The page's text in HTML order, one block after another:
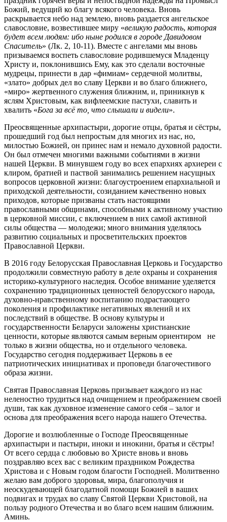
Божий, ведущий ко благу всякого человека. Вновь
раскрывается небо над землею, вновь раздается ангельское
славословие, возвестившее миру «великую радость, которая
будет всем людям: ибо ныне родился в городе Давидовом
Спаситель» (Лк. 2, 10-11). Вместе с ангелами мы вновь
призываемся воспеть славословие родившемуся Младенцу
Христу и, поклонившись Ему, как это сделали восточные
мудрецы, принести в дар «фимиам» сердечной молитвы,
«злато» добрых дел во славу Церкви и во благо ближнего,
«миро» жертвенного служения ближним, и, приникнув к
яслям Христовым, как вифлеемские пастухи, славить и
хвалить «Бога за всё то, что слышали и видели».
Преосвященные архипастыри, дорогие отцы, братья и сёстры,
прошедший год был непростым для многих из нас, но,
милостью Божией, он принес нам и немало духовной радости.
Он был отмечен многими важными событиями в жизни
нашей Церкви. В минувшем году во всех епархиях архиереи с
клиром, братией и паствой занимались решением насущных
вопросов церковной жизни: благоустроением епархиальной и
приходской деятельности, созиданием качественно новых
приходов, которые призваны стать настоящими
православными общинами, способными к активному участию
в церковной миссии, с включением в них самой активной
силы общества — молодежи; много внимания уделялось
развитию социальных и просветительских проектов
Православной Церкви.
В 2016 году Белорусская Православная Церковь и Государство
продолжили совместную работу в деле охраны и сохранения
историко-культурного наследия. Особое внимание уделяется
сохранению традиционных ценностей белорусского народа,
духовно-нравственному воспитанию подрастающего
поколения и профилактике негативных явлений и их
последствий в обществе. В основу культуры и
государственности Беларуси заложены христианские
ценности, которые являются самым верным ориентиром не
только в жизни общества, но и отдельного человека.
Государство сегодня поддерживает Церковь в ее
патриотических инициативах и проповеди благочестивого
образа жизни.
Святая Православная Церковь призывает каждого из нас
неленостно трудиться над очищением и преображением своей
души, так как духовное изменение самого себя – залог и
основа для преображения всего народа нашего Отечества.
Дорогие и возлюбленные о Господе Преосвященные
архипастыри и пастыри, иноки и инокини, братья и сёстры!
От всего сердца с любовью во Христе вновь и вновь
поздравляю всех вас с великим праздником Рождества
Христова и с Новым годом благости Господней. Молитвенно
желаю вам доброго здоровья, мира, благополучия и
неоскудевающей благодатной помощи Божией в ваших
подвигах и трудах во славу Святой Церкви Христовой, на
пользу родного Отечества и во благо всем нашим ближним.
Аминь.